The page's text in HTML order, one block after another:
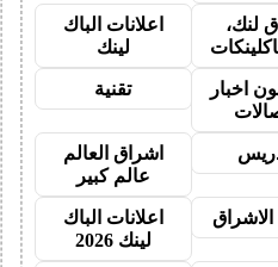
لنك،
اعلانات الباك
لينك
اخبار
تقنية
اشراق العالم
عالم كبير
اعلانات الباك
لينك 2026